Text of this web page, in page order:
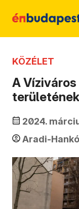
KÖZÉLET
A
2024.
Aradi-